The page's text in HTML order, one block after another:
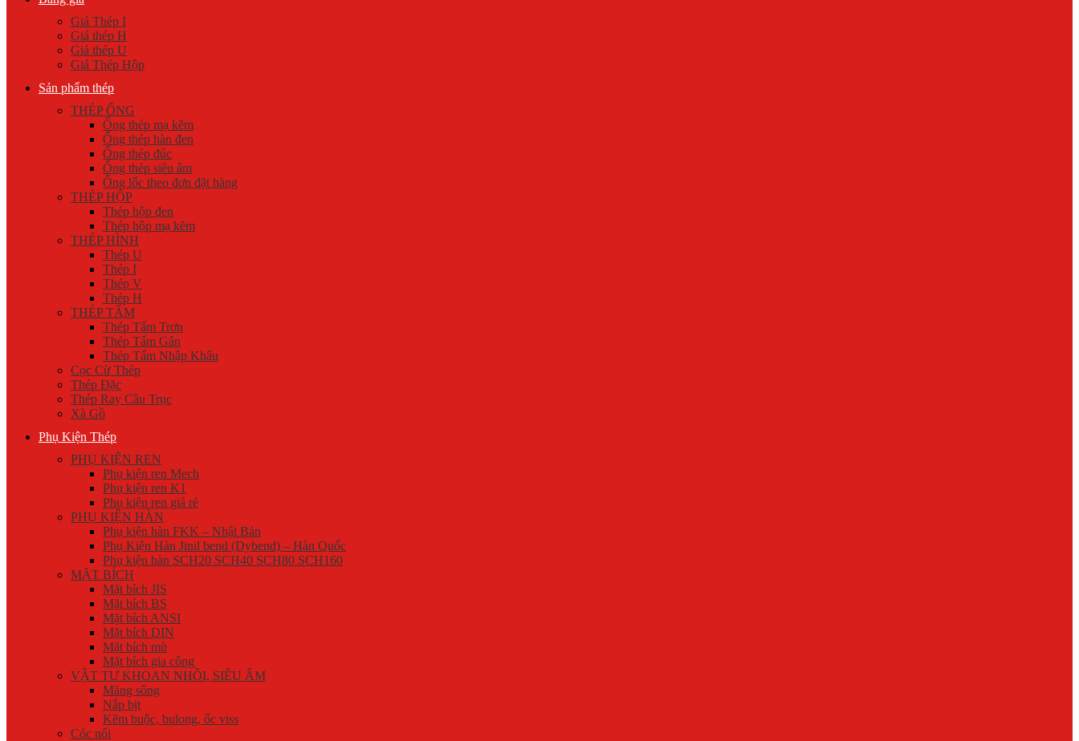
Giá Thép I
Giá thép H
Giá thép U
Giá Thép Hộp
Sản phẩm thép
THÉP ỐNG
Ống thép mạ kẽm
Ống thép hàn đen
Ống thép đúc
Ống thép siêu âm
Ống lốc theo đơn đặt hàng
THÉP HỘP
Thép hộp đen
Thép hộp mạ kẽm
THÉP HÌNH
Thép U
Thép I
Thép V
Thép H
THÉP TẤM
Thép Tấm Trơn
Thép Tấm Gân
Thép Tấm Nhập Khẩu
Cọc Cừ Thép
Thép Đặc
Thép Ray Cầu Trục
Xà Gồ
Phụ Kiện Thép
PHỤ KIỆN REN
Phụ kiện ren Mech
Phụ kiện ren K1
Phụ kiện ren giá rẻ
PHỤ KIỆN HÀN
Phụ kiện hàn FKK – Nhật Bản
Phụ Kiện Hàn Jinil bend (Dybend) – Hàn Quốc
Phụ kiện hàn SCH20 SCH40 SCH80 SCH160
MẶT BÍCH
Mặt bích JIS
Mặt bích BS
Mặt bích ANSI
Mặt bích DIN
Mặt bích mù
Mặt bích gia công
VẬT TƯ KHOAN NHỒI, SIÊU ÂM
Măng sông
Nắp bịt
Kẽm buộc, bulong, ốc viss
Cóc nối